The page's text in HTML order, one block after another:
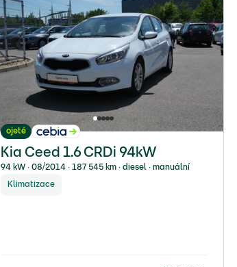
ojeté
Kia Ceed 1.6 CRDi 94kW
94 kW ∙ 08/2014 ∙ 187 545 km ∙ diesel ∙ manuální
Klimatizace